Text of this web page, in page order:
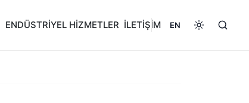
ENDÜSTRİYEL HİZMETLER İLETİŞİM EN